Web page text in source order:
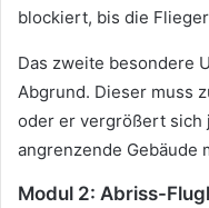
blockiert, bis die
Das zweite besondere
Abgrund. Dieser muss
oder er vergrößert sich
angrenzende Gebäude
Modul 2: Abriss-